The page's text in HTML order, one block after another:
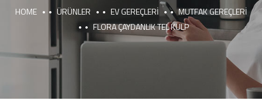
HOME ÜRÜNLER EV GEREÇLERI
MUTFAK GEREÇLERI
FLORA ÇAYDANLIK TEL KULP